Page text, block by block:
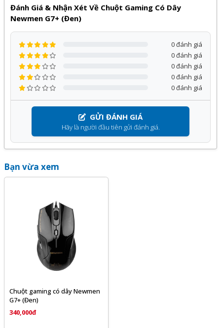
Quý khách hàng hoàn toàn yên tâm khi lựa chọn sử dụng
sản phẩm, dịch vụ tại Kỹ Thuật Vtech.
Đánh Giá & Nhận Xét Về Chuột Gaming Có Dây
Newmen G7+ (Đen)
GỬI ĐÁNH GIÁ
Hãy là người đầu tiên gửi đánh giá.
0 đánh giá
0 đánh giá
0 đánh giá
0 đánh giá
0 đánh giá
Bạn vừa xem
Chuột gaming có dây Newmen
G7+ (Đen)
340,000đ